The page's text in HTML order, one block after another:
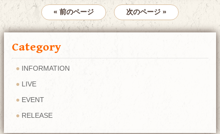
« 前のページ 次のページ »
Category
INFORMATION
LIVE
EVENT
RELEASE